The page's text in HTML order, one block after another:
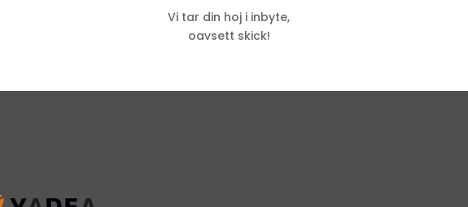
Vi tar din hoj i inbyte,
oavsett skick!